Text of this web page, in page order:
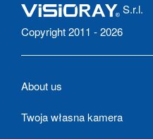
S.r.l.
Copyright 2011 - 2026
About us
Twoja własna kamera